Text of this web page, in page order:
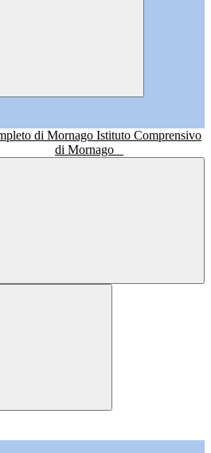
Istituto Comprensivo
di Mornago